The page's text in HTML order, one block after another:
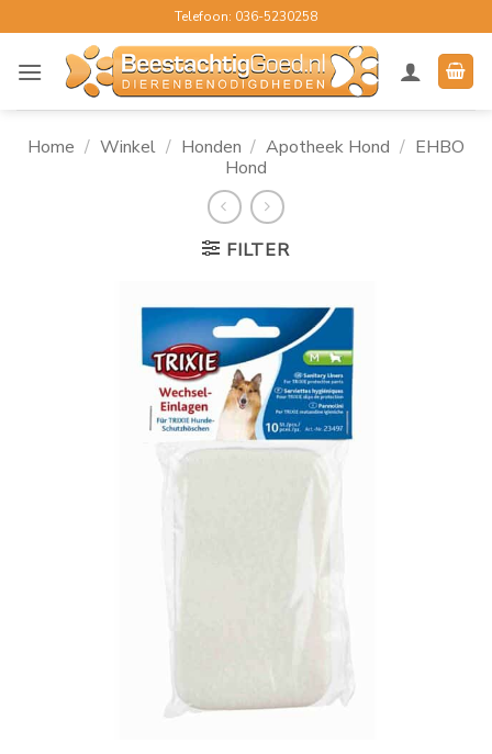
naar
inhoud
Telefoon: 036-5230258
Home / Winkel / Honden / Apotheek Hond / EHBO
Hond
FILTER